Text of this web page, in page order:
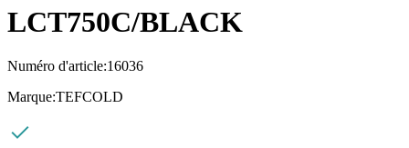
LCT750C/BLACK
Numéro d'article:16036
Marque:TEFCOLD